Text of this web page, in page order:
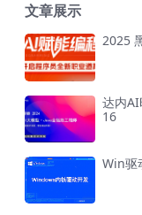
文章展示
2025
达内
16
Win驱